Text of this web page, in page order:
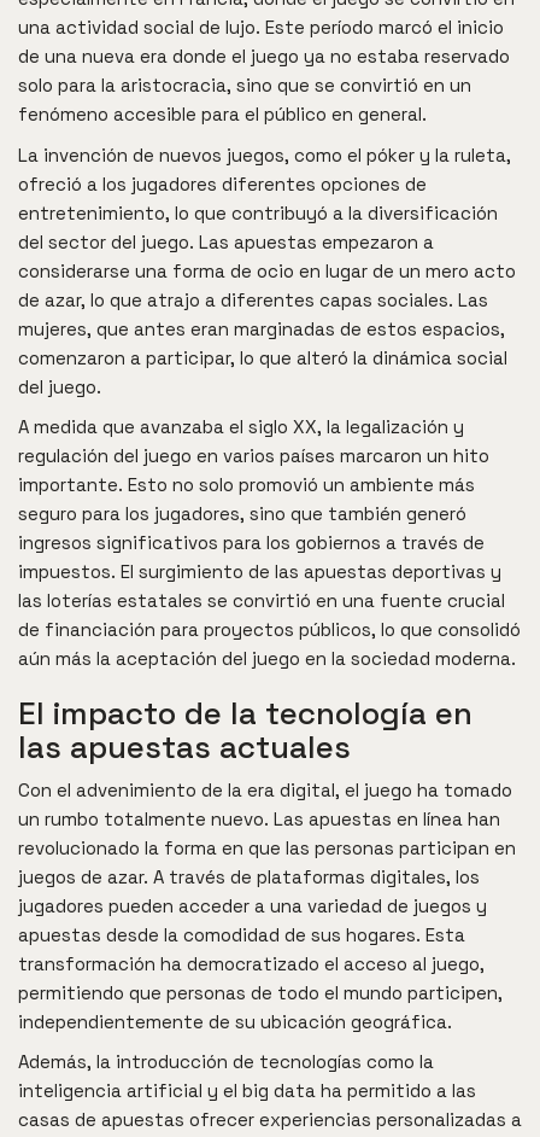
una actividad social de lujo. Este período marcó el inicio
de una nueva era donde el juego ya no estaba reservado
solo para la aristocracia, sino que se convirtió en un
fenómeno accesible para el público en general.
La invención de nuevos juegos, como el póker y la ruleta,
ofreció a los jugadores diferentes opciones de
entretenimiento, lo que contribuyó a la diversificación
del sector del juego. Las apuestas empezaron a
considerarse una forma de ocio en lugar de un mero acto
de azar, lo que atrajo a diferentes capas sociales. Las
mujeres, que antes eran marginadas de estos espacios,
comenzaron a participar, lo que alteró la dinámica social
del juego.
A medida que avanzaba el siglo XX, la legalización y
regulación del juego en varios países marcaron un hito
importante. Esto no solo promovió un ambiente más
seguro para los jugadores, sino que también generó
ingresos significativos para los gobiernos a través de
impuestos. El surgimiento de las apuestas deportivas y
las loterías estatales se convirtió en una fuente crucial
de financiación para proyectos públicos, lo que consolidó
aún más la aceptación del juego en la sociedad moderna.
El impacto de la tecnología en
las apuestas actuales
Con el advenimiento de la era digital, el juego ha tomado
un rumbo totalmente nuevo. Las apuestas en línea han
revolucionado la forma en que las personas participan en
juegos de azar. A través de plataformas digitales, los
jugadores pueden acceder a una variedad de juegos y
apuestas desde la comodidad de sus hogares. Esta
transformación ha democratizado el acceso al juego,
permitiendo que personas de todo el mundo participen,
independientemente de su ubicación geográfica.
Además, la introducción de tecnologías como la
inteligencia artificial y el big data ha permitido a las
casas de apuestas ofrecer experiencias personalizadas a